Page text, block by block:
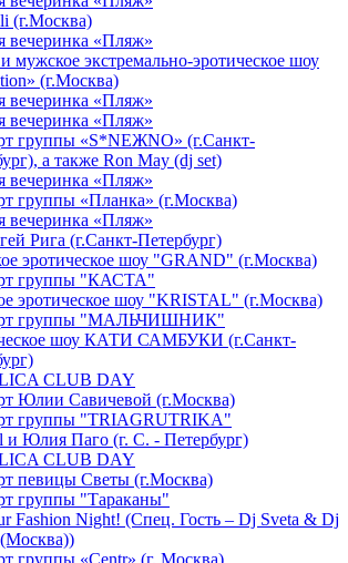
(г.Москва)
вечеринка «Пляж»
мужское экстремально-эротическое шоу
(г.Москва)
вечеринка «Пляж»
вечеринка «Пляж»
группы «S*NEЖNO» (г.Санкт-
а также Ron May (dj set)
вечеринка «Пляж»
группы «Планка» (г.Москва)
вечеринка «Пляж»
Рига (г.Санкт-Петербург)
эротическое шоу "GRAND" (г.Москва)
группы "КАСТА"
эротическое шоу "KRISTAL" (г.Москва)
группы "МАЛЬЧИШНИК"
шоу КАТИ САМБУКИ (г.Санкт-
CLUB DAY
Юлии Савичевой (г.Москва)
группы "TRIAGRUTRIKA"
и Юлия Паго (г. С. - Петербург)
CLUB DAY
певицы Светы (г.Москва)
группы "Тараканы"
Fashion Night! (Спец. Гость – Dj Sveta & Dj
группы «Centr» (г. Москва)